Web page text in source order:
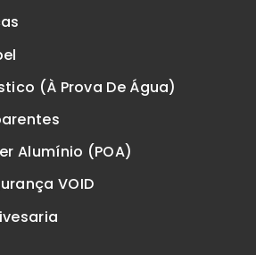
(à Prova De Água)
Alumínio (POA)
VOID